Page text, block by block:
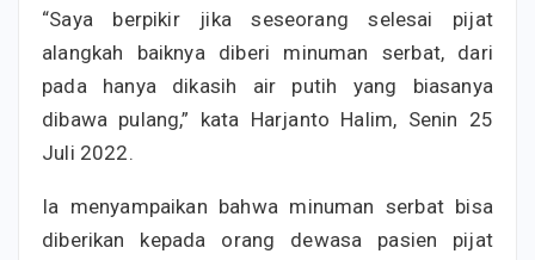
“Saya berpikir jika seseorang selesai pijat
alangkah baiknya diberi minuman serbat, dari
pada hanya dikasih air putih yang biasanya
dibawa pulang,” kata Harjanto Halim, Senin 25
Juli 2022.
Ia menyampaikan bahwa minuman serbat bisa
diberikan kepada orang dewasa pasien pijat